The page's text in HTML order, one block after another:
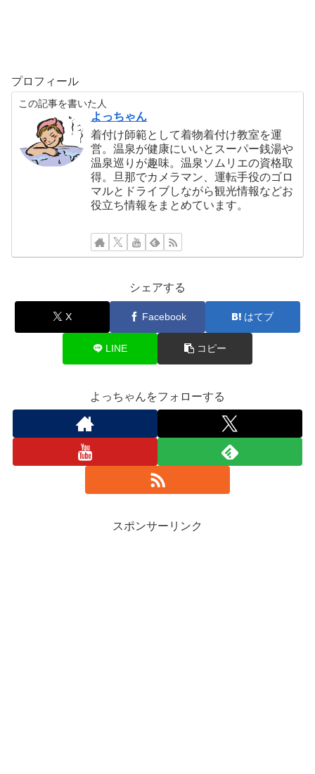
プロフィール
この記事を書いた人
よっちゃん
着付け師範として着物着付け教室を運
営。温泉が健康にいいとスーパー銭湯や
温泉巡りが趣味。温泉ソムリエの資格取
得。旦那でカメラマン、運転手役のゴロ
マルとドライブしながら観光情報などお
役立ち情報をまとめています。
シェアする
X Facebook はてブ
LINE コピー
よっちゃんをフォローする
スポンサーリンク